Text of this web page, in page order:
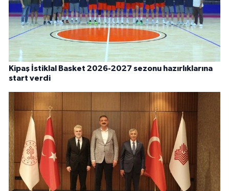
Kipaş İstiklal Basket 2026-2027 sezonu hazırlıklarına
start verdi